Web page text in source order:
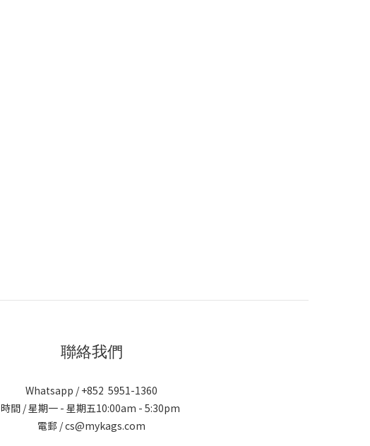
聯絡我們
Whatsapp / +852 5951-1360
時間 / 星期一 - 星期五10:00am - 5:30pm
電郵 / cs@mykags.com